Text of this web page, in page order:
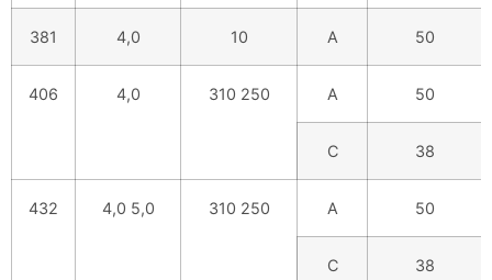
381 4,0 10 A 50
406 4,0 310 250 A 50
C 38
432 4,0 5,0 310 250 A 50
C 38